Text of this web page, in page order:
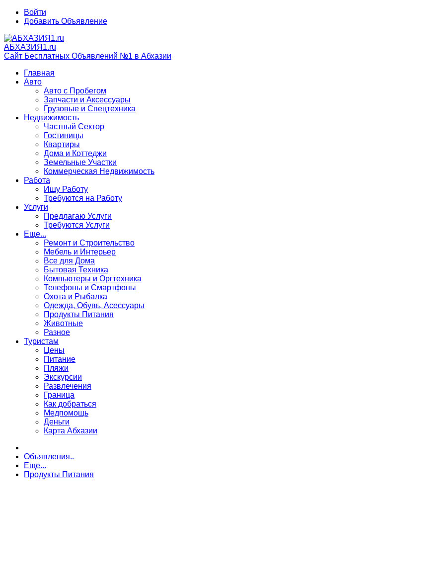
Войти
Добавить Объявление
АБХАЗИЯ1.ru
Сайт Бесплатных Объявлений №1 в Абхазии
Главная
Авто
Авто с Пробегом
Запчасти и Аксессуары
Грузовые и Спецтехника
Недвижимость
Частный Сектор
Гостиницы
Квартиры
Дома и Коттеджи
Земельные Участки
Коммерческая Недвижимость
Работа
Ищу Работу
Требуются на Работу
Услуги
Предлагаю Услуги
Требуются Услуги
Еще...
Ремонт и Строительство
Мебель и Интерьер
Все для Дома
Бытовая Техника
Компьютеры и Оргтехника
Телефоны и Смартфоны
Охота и Рыбалка
Одежда, Обувь, Асессуары
Продукты Питания
Животные
Разное
Туристам
Цены
Питание
Пляжи
Экскурсии
Развлечения
Граница
Как добраться
Медпомощь
Деньги
Карта Абхазии
Объявления..
Еще...
Продукты Питания